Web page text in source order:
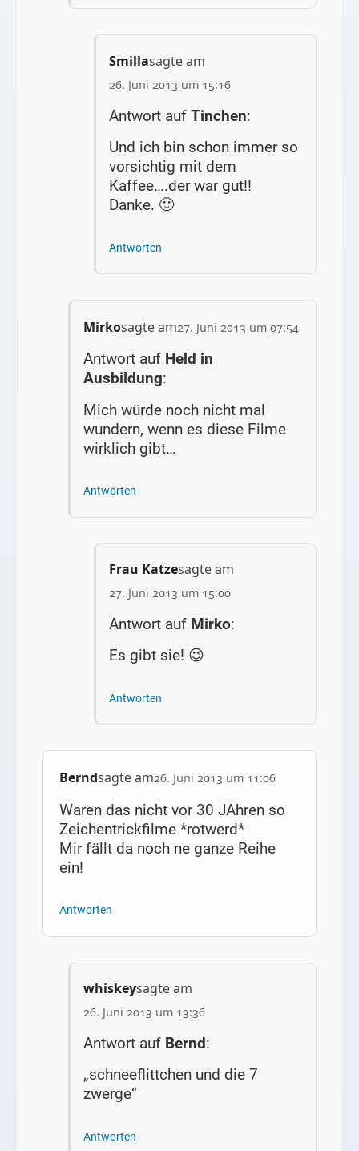
Smillasagte am
26. Juni 2013 um 15:16
Antwort aufTinchen:
Und ich bin schon immer so
vorsichtig mit dem
Kaffee….der war gut!!
Danke. 🙂
Antworten
Mirkosagte am27. Juni 2013 um 07:54
Antwort auf Held in
Ausbildung:
Mich würde noch nicht mal
wundern, wenn es diese Filme
wirklich gibt…
Antworten
Frau Katzesagte am
27. Juni 2013 um 15:00
Antwort auf Mirko:
Es gibt sie! 😉
Antworten
Berndsagte am26. Juni 2013 um 11:06
Waren das nicht vor 30 JAhren so
Zeichentrickfilme *rotwerd*
Mir fällt da noch ne ganze Reihe
ein!
Antworten
whiskeysagte am
26. Juni 2013 um 13:36
Antwort auf Bernd:
„schneeflittchen und die 7
zwerge“
Antworten